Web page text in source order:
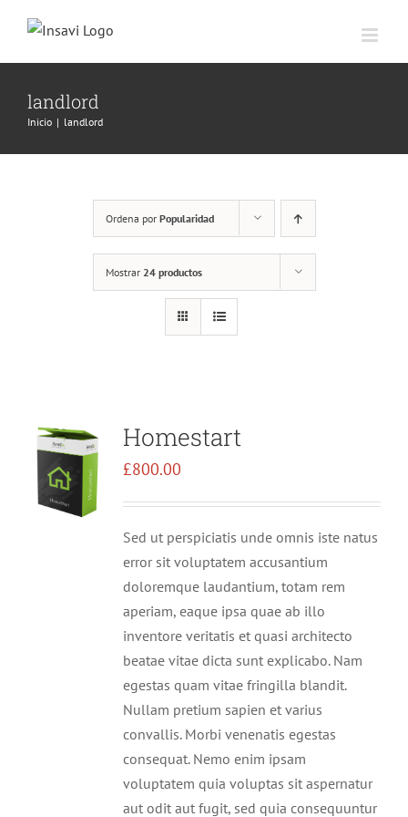
contenido
landlord
Inicio | landlord
Ordena por Popularidad
Mostrar 24 productos
Homestart
£800.00
Sed ut perspiciatis unde omnis iste natus
error sit voluptatem accusantium
doloremque laudantium, totam rem
aperiam, eaque ipsa quae ab illo
inventore veritatis et quasi architecto
beatae vitae dicta sunt explicabo. Nam
egestas quam vitae fringilla blandit.
Nullam pretium sapien et varius
convallis. Morbi venenatis egestas
consequat. Nemo enim ipsam
voluptatem quia voluptas sit aspernatur
aut odit aut fugit, sed quia consequuntur